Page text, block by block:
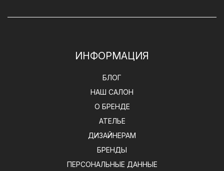
ИНФОРМАЦИЯ
БЛОГ
НАШ САЛОН
О БРЕНДЕ
АТЕЛЬЕ
ДИЗАЙНЕРАМ
БРЕНДЫ
ПЕРСОНАЛЬНЫЕ ДАННЫЕ